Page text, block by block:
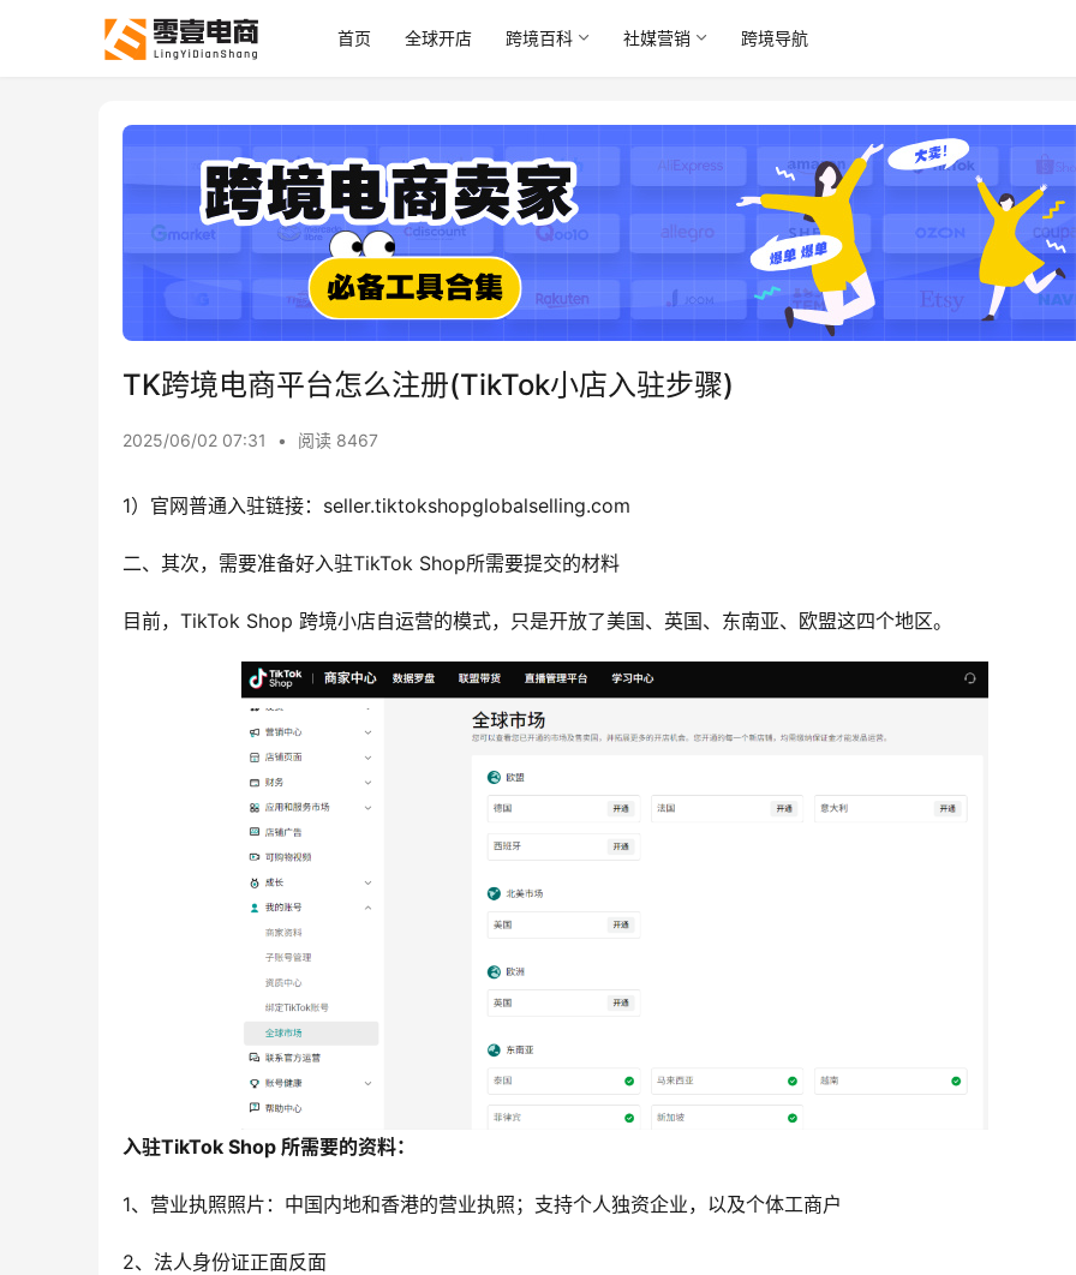
首页 全球开店 跨境百科 社媒营销 跨境导航
TK跨境电商平台怎么注册(TikTok小店入驻步骤)
2025/06/02 07:31 • 阅读 8467
1）官网普通入驻链接：seller.tiktokshopglobalselling.com
二、其次，需要准备好入驻TikTok Shop所需要提交的材料
目前，TikTok Shop 跨境小店自运营的模式，只是开放了美国、英国、东南亚、欧盟这四个地区。
入驻TikTok Shop 所需要的资料：
1、营业执照照片：中国内地和香港的营业执照；支持个人独资企业，以及个体工商户
2、法人身份证正面反面